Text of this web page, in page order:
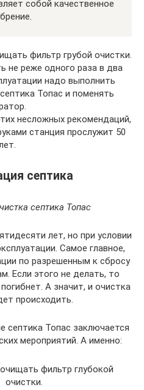
собой качественное
фильтр грубой очистки.
не реже одного раза в два
надо выполнить
Топас и поменять
несложных рекомендаций,
станция прослужит 50
септика
септика Топас
лет, но при условии
Самое главное,
по разрешенным к сбросу
Если этого не делать, то
А значит, и очистка
происходить.
септика Топас заключается
мероприятий. А именно:
фильтр глубокой
очистки.